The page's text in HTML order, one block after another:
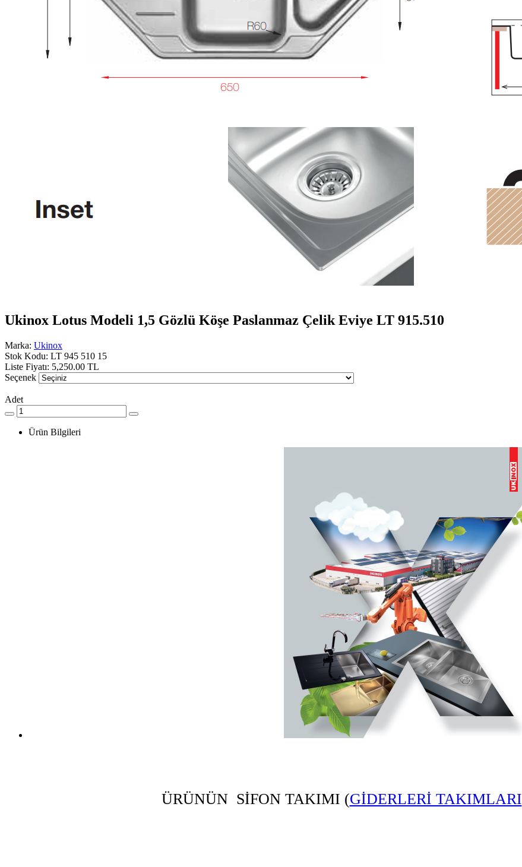
Ukinox Lotus Modeli 1,5 Gözlü Köşe Paslanmaz Çelik Eviye LT 915.510
Marka: Ukinox
Stok Kodu: LT 945 510 15
Liste Fiyatı: 5,250.00 TL
Seçenek
Adet
Ürün Bilgileri
ÜRÜNÜN SİFON TAKIMI (GİDERLERİ TAKIMLARI